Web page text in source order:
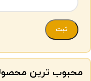
محبوب ترین